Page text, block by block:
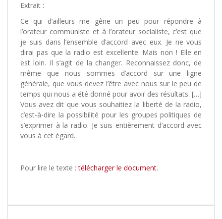
Extrait :
Ce qui d’ailleurs me gêne un peu pour répondre à
l’orateur communiste et à l’orateur socialiste, c’est que
je suis dans l’ensemble d’accord avec eux. Je ne vous
dirai pas que la radio est excellente. Mais non ! Elle en
est loin. Il s’agit de la changer. Reconnaissez donc, de
même que nous sommes d’accord sur une ligne
générale, que vous devez l’être avec nous sur le peu de
temps qui nous a été donné pour avoir des résultats. […]
Vous avez dit que vous souhaitiez la liberté de la radio,
c’est-à-dire la possibilité pour les groupes politiques de
s’exprimer à la radio. Je suis entièrement d’accord avec
vous à cet égard.
Pour lire le texte :télécharger le document.